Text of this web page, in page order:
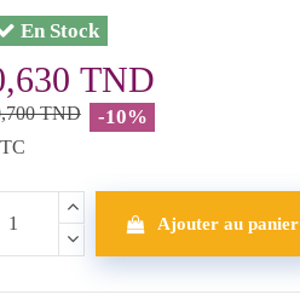
En Stock
TND
TND -10%
Ajouter au panier